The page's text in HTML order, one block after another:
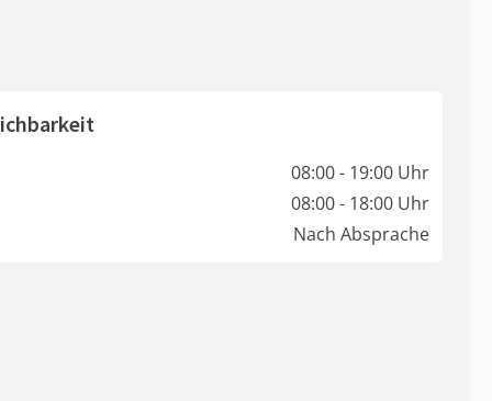
08:00 - 19:00 Uhr
08:00 - 18:00 Uhr
Nach Absprache